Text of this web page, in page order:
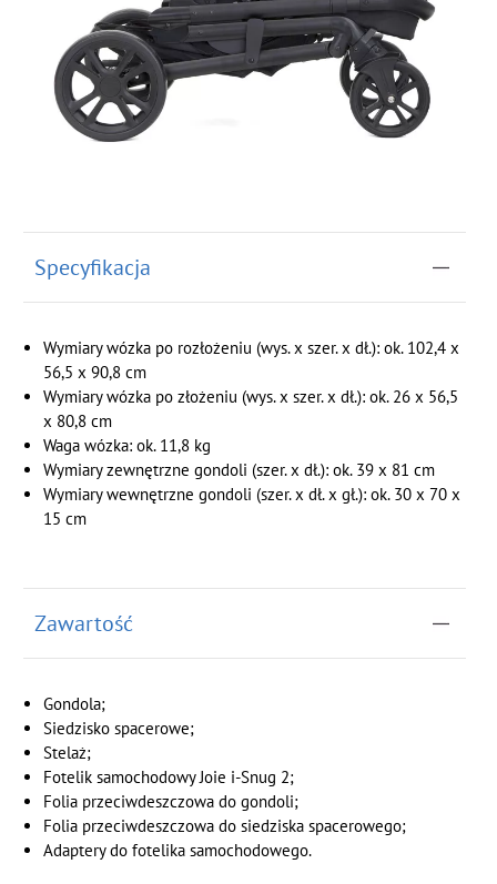
Specyfikacja
Wymiary wózka po rozłożeniu (wys. x szer. x dł.): ok. 102,4 x
56,5 x 90,8 cm
Wymiary wózka po złożeniu (wys. x szer. x dł.): ok. 26 x 56,5
x 80,8 cm
Waga wózka: ok. 11,8 kg
Wymiary zewnętrzne gondoli (szer. x dł.): ok. 39 x 81 cm
Wymiary wewnętrzne gondoli (szer. x dł. x gł.): ok. 30 x 70 x
15 cm
Zawartość
Gondola;
Siedzisko spacerowe;
Stelaż;
Fotelik samochodowy Joie i-Snug 2;
Folia przeciwdeszczowa do gondoli;
Folia przeciwdeszczowa do siedziska spacerowego;
Adaptery do fotelika samochodowego.